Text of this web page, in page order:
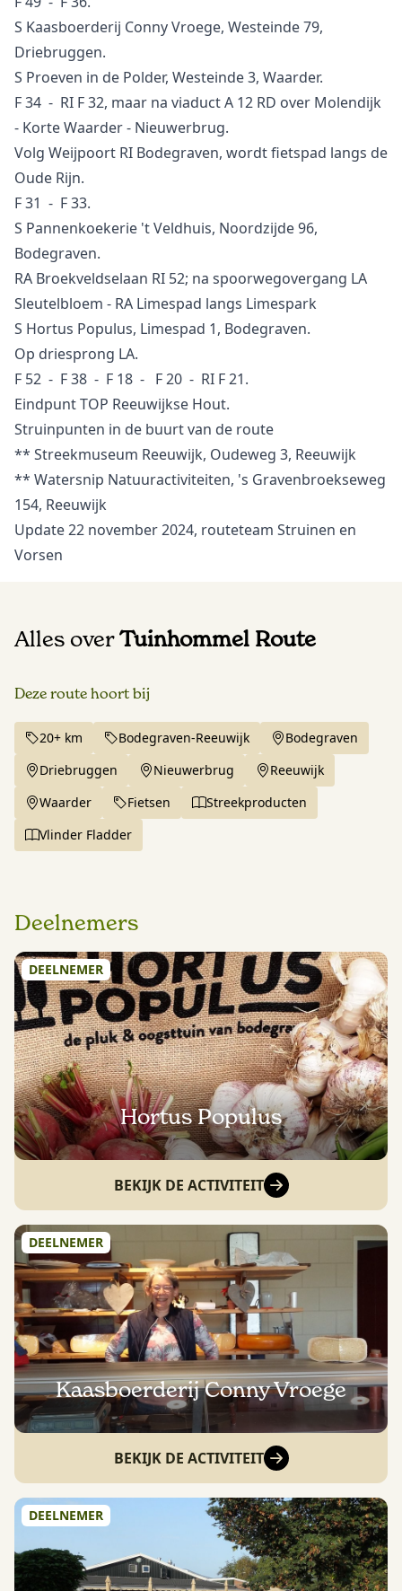
S Kaasboerderij Conny Vroege, Westeinde 79,
Driebruggen.
S Proeven in de Polder, Westeinde 3, Waarder.
F 34 - RI F 32, maar na viaduct A 12 RD over Molendijk
- Korte Waarder - Nieuwerbrug.
Volg Weijpoort RI Bodegraven, wordt fietspad langs de
Oude Rijn.
F 31 - F 33.
S Pannenkoekerie 't Veldhuis, Noordzijde 96,
Bodegraven.
RA Broekveldselaan RI 52; na spoorwegovergang LA
Sleutelbloem - RA Limespad langs Limespark
S Hortus Populus, Limespad 1, Bodegraven.
Op driesprong LA.
F 52 - F 38 - F 18 - F 20 - RI F 21.
Eindpunt TOP Reeuwijkse Hout.
Struinpunten in de buurt van de route
** Streekmuseum Reeuwijk, Oudeweg 3, Reeuwijk
** Watersnip Natuuractiviteiten, 's Gravenbroekseweg
154, Reeuwijk
Update 22 november 2024, routeteam Struinen en
Vorsen
Alles overTuinhommel Route
Deze route hoort bij
20+ km Bodegraven-Reeuwijk
Bodegraven
Driebruggen
Nieuwerbrug
Reeuwijk
Waarder
Fietsen
Streekproducten
Vlinder Fladder
Deelnemers
DEELNEMER
Hortus Populus
BEKIJK DE ACTIVITEIT
DEELNEMER
Kaasboerderij Conny Vroege
BEKIJK DE ACTIVITEIT
DEELNEMER